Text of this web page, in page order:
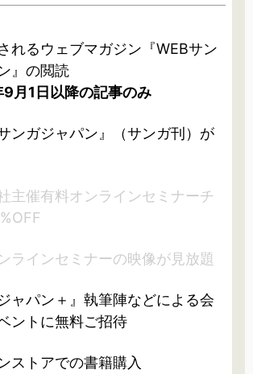
れるウェブマガジン『WEBサン
』の閲読
9月1日以降の記事のみ
ンガジャパン』（サンガ刊）が
主催有料オンラインセミナーチ
ラインセミナーの映像が見放題
ャパン＋』執筆陣などによる会
ントに無料ご招待
ストアでの書籍購入